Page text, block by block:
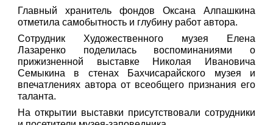
Главный хранитель фондов Оксана Алпашкина
отметила самобытность и глубину работ автора.
Сотрудник Художественного музея Елена
Лазаренко поделилась воспоминаниями о
прижизненной выставке Николая Ивановича
Семыкина в стенах Бахчисарайского музея и
впечатлениях автора от всеобщего признания его
таланта.
На открытии выставки присутствовали сотрудники